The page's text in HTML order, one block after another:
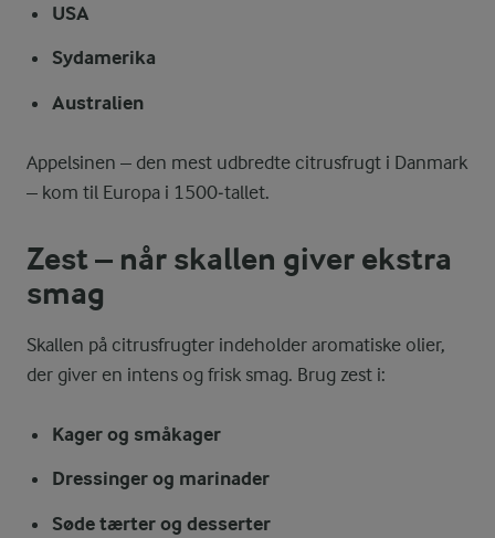
USA
Sydamerika
Australien
Appelsinen – den mest udbredte citrusfrugt i Danmark
– kom til Europa i 1500‑tallet.
Zest – når skallen giver ekstra
smag
Skallen på citrusfrugter indeholder aromatiske olier,
der giver en intens og frisk smag. Brug zest i:
Kager og småkager
Dressinger og marinader
Søde tærter og desserter